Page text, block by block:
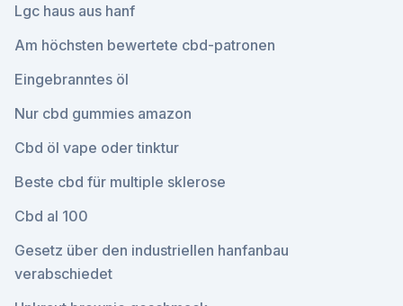
Lgc haus aus hanf
Am höchsten bewertete cbd-patronen
Eingebranntes öl
Nur cbd gummies amazon
Cbd öl vape oder tinktur
Beste cbd für multiple sklerose
Cbd al 100
Gesetz über den industriellen hanfanbau
verabschiedet